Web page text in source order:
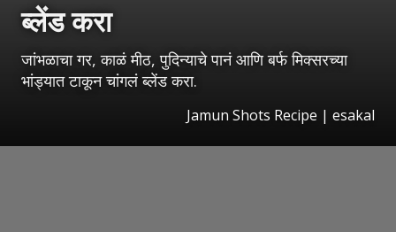
ब्लेंड करा
जांभळाचा गर, काळं मीठ, पुदिन्याचे पानं आणि बर्फ मिक्सरच्या
भांड्यात टाकून चांगलं ब्लेंड करा.
Jamun Shots Recipe | esakal